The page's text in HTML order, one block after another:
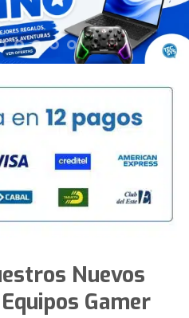
Nuevos
Gamer